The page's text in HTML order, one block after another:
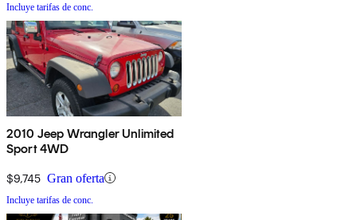
Incluye tarifas de conc.
2010 Jeep Wrangler Unlimited
Sport 4WD
$9,745 Gran oferta
Incluye tarifas de conc.